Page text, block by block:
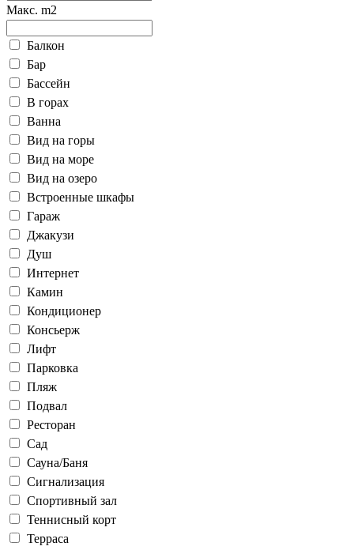
Макс. m2
Балкон
Бар
Бассейн
В горах
Ванна
Вид на горы
Вид на море
Вид на озеро
Встроенные шкафы
Гараж
Джакузи
Душ
Интернет
Камин
Кондиционер
Консьерж
Лифт
Парковка
Пляж
Подвал
Ресторан
Сад
Сауна/Баня
Сигнализация
Спортивный зал
Теннисный корт
Терраса